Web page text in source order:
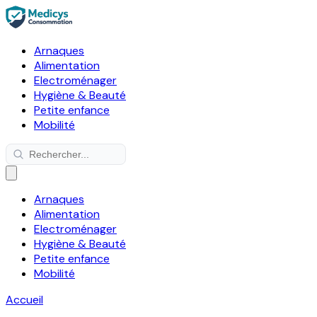
Arnaques
Alimentation
Electroménager
Hygiène & Beauté
Petite enfance
Mobilité
Arnaques
Alimentation
Electroménager
Hygiène & Beauté
Petite enfance
Mobilité
Accueil